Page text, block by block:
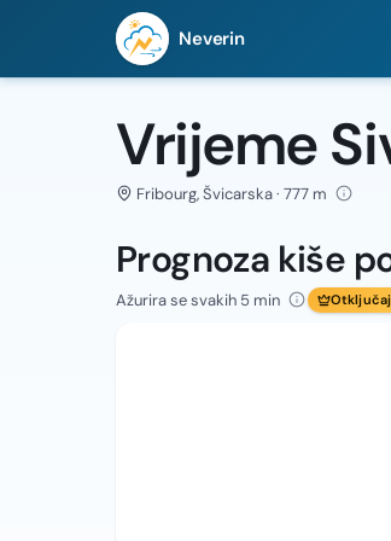
Neverin
Vrijeme
Fribourg, Švicarska · 777 m
Prognoza kiše
Ažurira se svakih 5 min